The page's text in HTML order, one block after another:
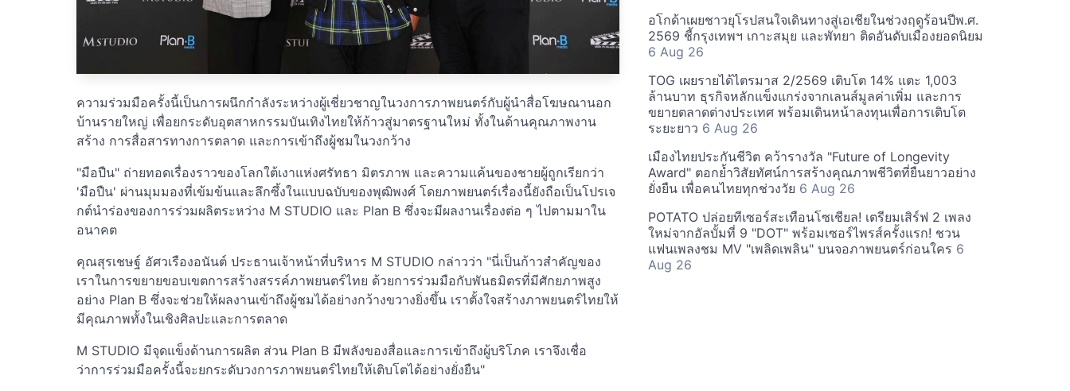
ความร่วมมือครั้งนี้เป็นการผนึกกำลังระหว่างผู้เชี่ยวชาญในวงการภาพยนตร์กับผู้นำสื่อโฆษณานอก
บ้านรายใหญ่ เพื่อยกระดับอุตสาหกรรมบันเทิงไทยให้ก้าวสู่มาตรฐานใหม่ ทั้งในด้านคุณภาพงาน
สร้าง การสื่อสารทางการตลาด และการเข้าถึงผู้ชมในวงกว้าง
"มือปืน" ถ่ายทอดเรื่องราวของโลกใต้เงาแห่งศรัทธา มิตรภาพ และความแค้นของชายผู้ถูกเรียกว่า
'มือปืน' ผ่านมุมมองที่เข้มข้นและลึกซึ้งในแบบฉบับของพุฒิพงศ์ โดยภาพยนตร์เรื่องนี้ยังถือเป็นโปรเจ
กต์นำร่องของการร่วมผลิตระหว่าง M STUDIO และ Plan B ซึ่งจะมีผลงานเรื่องต่อ ๆ ไปตามมาใน
อนาคต
คุณสุรเชษฐ์ อัศวเรืองอนันต์ ประธานเจ้าหน้าที่บริหาร M STUDIO กล่าวว่า "นี่เป็นก้าวสำคัญของ
เราในการขยายขอบเขตการสร้างสรรค์ภาพยนตร์ไทย ด้วยการร่วมมือกับพันธมิตรที่มีศักยภาพสูง
อย่าง Plan B ซึ่งจะช่วยให้ผลงานเข้าถึงผู้ชมได้อย่างกว้างขวางยิ่งขึ้น เราตั้งใจสร้างภาพยนตร์ไทยให้
มีคุณภาพทั้งในเชิงศิลปะและการตลาด
M STUDIO มีจุดแข็งด้านการผลิต ส่วน Plan B มีพลังของสื่อและการเข้าถึงผู้บริโภค เราจึงเชื่อ
ว่าการร่วมมือครั้งนี้จะยกระดับวงการภาพยนตร์ไทยให้เติบโตได้อย่างยั่งยืน"
อโกด้าเผยชาวยุโรปสนใจเดินทางสู่เอเชียในช่วงฤดูร้อนปีพ.ศ.
2569 ชี้กรุงเทพฯ เกาะสมุย และพัทยา ติดอันดับเมืองยอดนิยม
6 Aug 26
TOG เผยรายได้ไตรมาส 2/2569 เติบโต 14% แตะ 1,003
ล้านบาท ธุรกิจหลักแข็งแกร่งจากเลนส์มูลค่าเพิ่ม และการ
ขยายตลาดต่างประเทศ พร้อมเดินหน้าลงทุนเพื่อการเติบโต
ระยะยาว 6 Aug 26
เมืองไทยประกันชีวิต คว้ารางวัล "Future of Longevity
Award" ตอกย้ำวิสัยทัศน์การสร้างคุณภาพชีวิตที่ยืนยาวอย่าง
ยั่งยืน เพื่อคนไทยทุกช่วงวัย 6 Aug 26
POTATO ปล่อยทีเซอร์สะเทือนโซเชียล! เตรียมเสิร์ฟ 2 เพลง
ใหม่จากอัลบั้มที่ 9 "DOT" พร้อมเซอร์ไพรส์ครั้งแรก! ชวน
แฟนเพลงชม MV "เพลิดเพลิน" บนจอภาพยนตร์ก่อนใคร 6
Aug 26